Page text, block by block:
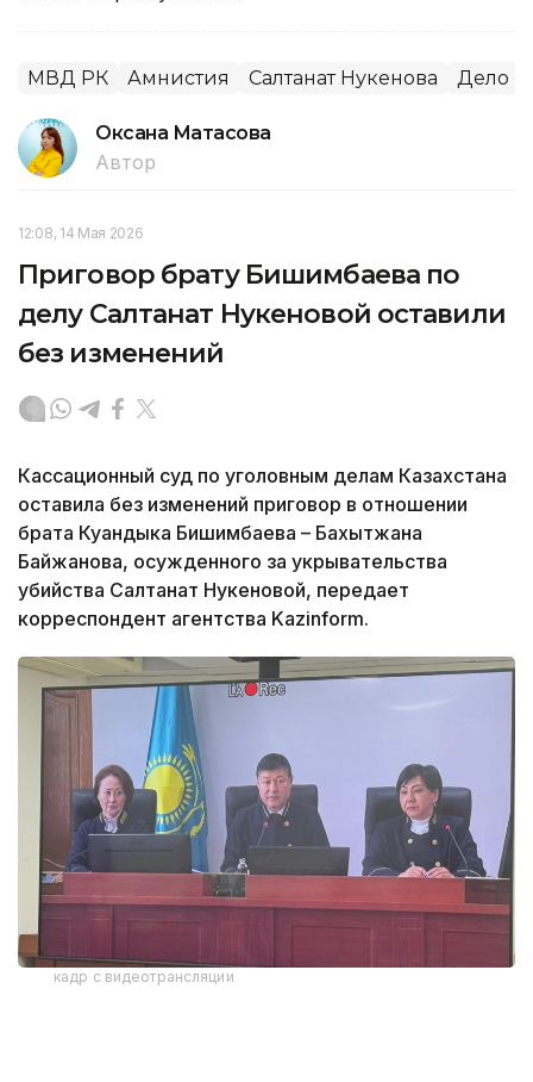
МВД РК Амнистия Салтанат Нукенова Дело
Оксана Матасова
Автор
12:08, 14 Мая 2026
Приговор брату Бишимбаева по
делу Салтанат Нукеновой оставили
без изменений
Кассационный суд по уголовным делам Казахстана
оставила без изменений приговор в отношении
брата Куандыка Бишимбаева – Бахытжана
Байжанова, осужденного за укрывательства
убийства Салтанат Нукеновой, передает
корреспондент агентства Kazinform.
кадр с видеотрансляции